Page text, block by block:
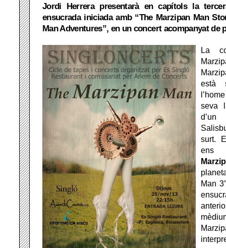
Jordi Herrera presentarà en capítols la
ensucrada iniciada amb “The Marzipan Man
Man Adventures”, en un concert acompanyat de
La
està
seva
surt.
ens
Man